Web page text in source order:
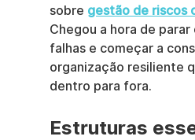
sobre gestão de riscos
Chegou a hora de parar
falhas e começar a
organização resiliente
dentro para fora.
Estruturas